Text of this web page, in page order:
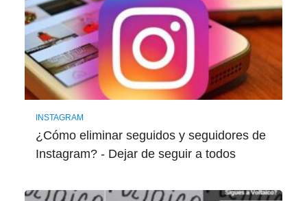
INSTAGRAM
¿Cómo eliminar seguidos y seguidores de
Instagram? - Dejar de seguir a todos